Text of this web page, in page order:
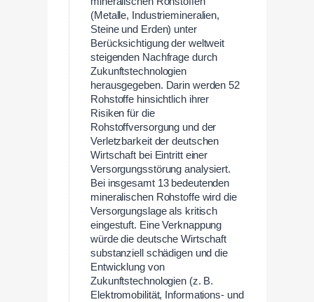
(Metalle, Industriemineralien,
Steine und Erden) unter
Berücksichtigung der weltweit
steigenden Nachfrage durch
Zukunftstechnologien
herausgegeben. Darin werden 52
Rohstoffe hinsichtlich ihrer
Risiken für die
Rohstoffversorgung und der
Verletzbarkeit der deutschen
Wirtschaft bei Eintritt einer
Versorgungsstörung analysiert.
Bei insgesamt 13 bedeutenden
mineralischen Rohstoffe wird die
Versorgungslage als kritisch
eingestuft. Eine Verknappung
würde die deutsche Wirtschaft
substanziell schädigen und die
Entwicklung von
Zukunftstechnologien (z. B.
Elektromobilität, Informations- und